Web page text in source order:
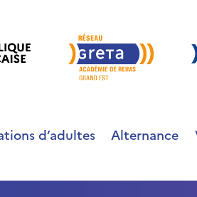
d’adultes Alternance